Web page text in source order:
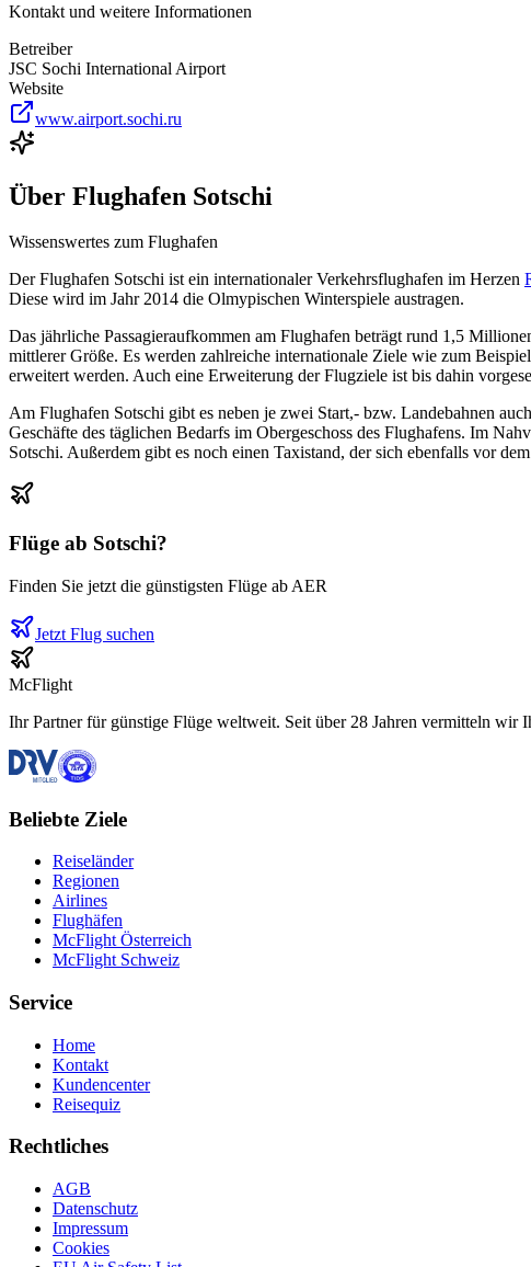
Kontakt und weitere Informationen
Betreiber
JSC Sochi International Airport
Website
www.airport.sochi.ru
Über Flughafen Sotschi
Wissenswertes zum Flughafen
Der Flughafen Sotschi ist ein internationaler Verkehrsflughafen im Herzen
Diese wird im Jahr 2014 die Olmypischen Winterspiele austragen.
Das jährliche Passagieraufkommen am Flughafen beträgt rund 1,5
mittlerer Größe. Es werden zahlreiche internationale Ziele wie zum Beispiel
erweitert werden. Auch eine Erweiterung der Flugziele ist bis dahin
Am Flughafen Sotschi gibt es neben je zwei Start,- bzw. Landebahnen
Geschäfte des täglichen Bedarfs im Obergeschoss des Flughafens. Im
Sotschi. Außerdem gibt es noch einen Taxistand, der sich ebenfalls vor
Flüge ab Sotschi?
Finden Sie jetzt die günstigsten Flüge ab AER
Jetzt Flug suchen
McFlight
Ihr Partner für günstige Flüge weltweit. Seit über 28 Jahren vermitteln wir
Beliebte Ziele
Reiseländer
Regionen
Airlines
Flughäfen
McFlight Österreich
McFlight Schweiz
Service
Home
Kontakt
Kundencenter
Reisequiz
Rechtliches
AGB
Datenschutz
Impressum
Cookies